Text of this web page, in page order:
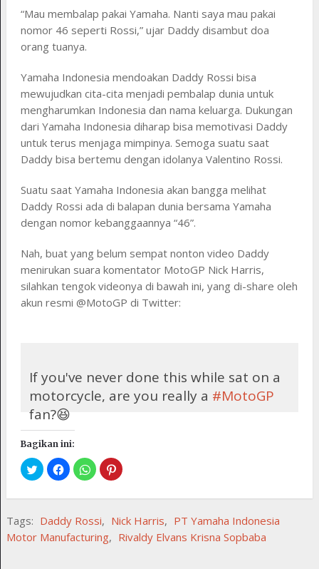
“Mau membalap pakai Yamaha. Nanti saya mau pakai
nomor 46 seperti Rossi,” ujar Daddy disambut doa
orang tuanya.
Yamaha Indonesia mendoakan Daddy Rossi bisa
mewujudkan cita-cita menjadi pembalap dunia untuk
mengharumkan Indonesia dan nama keluarga. Dukungan
dari Yamaha Indonesia diharap bisa memotivasi Daddy
untuk terus menjaga mimpinya. Semoga suatu saat
Daddy bisa bertemu dengan idolanya Valentino Rossi.
Suatu saat Yamaha Indonesia akan bangga melihat
Daddy Rossi ada di balapan dunia bersama Yamaha
dengan nomor kebanggaannya “46”.
Nah, buat yang belum sempat nonton video Daddy
menirukan suara komentator MotoGP Nick Harris,
silahkan tengok videonya di bawah ini, yang di-share oleh
akun resmi @MotoGP di Twitter:
If you've never done this while sat on a
motorcycle, are you really a #MotoGP
fan?😆
Meet Valdy from West Timor,
Indonesia… we know what he wants to
be when he grows up!😂 What do you
reckon@NickHarrisMedia?
📽@toiletkost
pic.twitter.com/sq9prL0VrZ
Bagikan ini:
Tags: Daddy Rossi, Nick Harris, PT Yamaha Indonesia
Motor Manufacturing, Rivaldy Elvans Krisna Sopbaba